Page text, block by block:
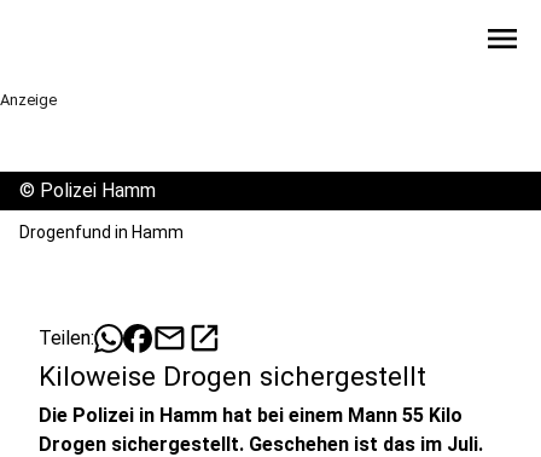
menu
Anzeige
© Polizei Hamm
Drogenfund in Hamm
Teilen: mailopen_in_new
Kiloweise Drogen sichergestellt
Die Polizei in Hamm hat bei einem Mann 55 Kilo
Drogen sichergestellt. Geschehen ist das im Juli.